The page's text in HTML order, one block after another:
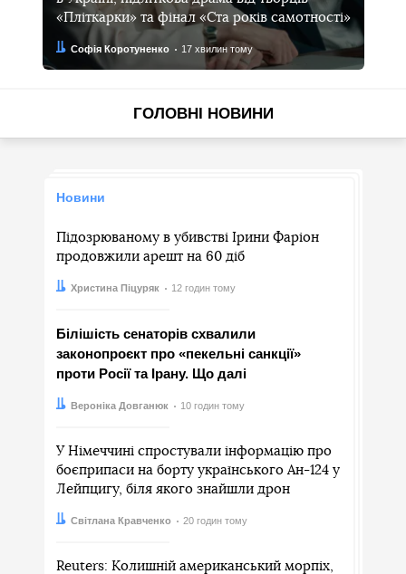
«Пліткарки» та фінал «Ста років самотності»
Автор:
Софія Коротуненко
Дата: 17 хвилин тому
ГОЛОВНІ НОВИНИ
Новини
Підозрюваному в убивстві Ірини Фаріон
продовжили арешт на 60 діб
Автор:
Христина Піцуряк
Дата: 12 годин тому
Білішість сенаторів схвалили
законопроєкт про «пекельні санкції»
проти Росії та Ірану. Що далі
Автор:
Вероніка Довганюк
Дата: 10 годин тому
У Німеччині спростували інформацію про
боєприпаси на борту українського Ан-124 у
Лейпцигу, біля якого знайшли дрон
Автор:
Світлана Кравченко
Дата: 20 годин тому
Reuters: Колишній американський морпіх,